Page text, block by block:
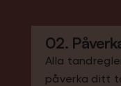
02.
Alla
påverka ditt